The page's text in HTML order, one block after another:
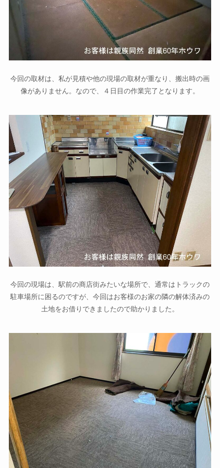
今回の取材は、私が見積や他の現場の取材が重なり、搬出時の画
像がありません。なので、４日目の作業完了となります。
今回の現場は、駅前の商店街みたいな場所で、通常はトラックの
駐車場所に困るのですが、今回はお客様のお家の隣の解体済みの
土地をお借りできましたので助かりました。